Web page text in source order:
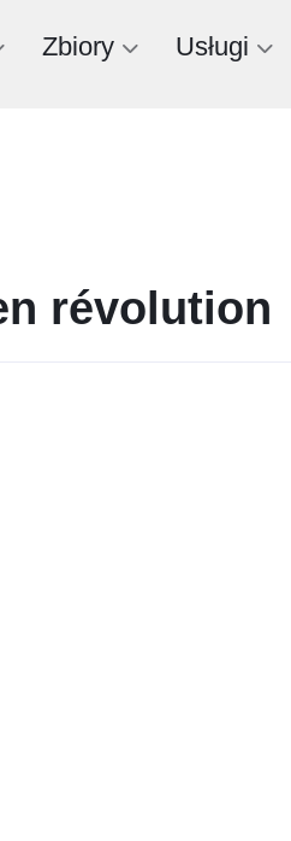
Zbiory Usługi
révolution